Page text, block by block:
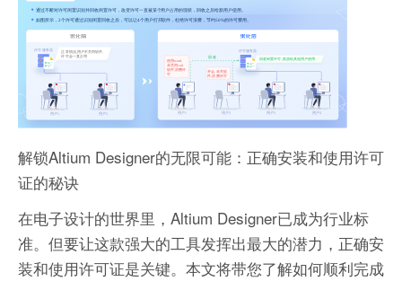
解锁Altium Designer的无限可能：正确安装和使用许可
证的秘诀
在电子设计的世界里，Altium Designer已成为行业标
准。但要让这款强大的工具发挥出最大的潜力，正确安
装和使用许可证是关键。本文将带您了解如何顺利完成